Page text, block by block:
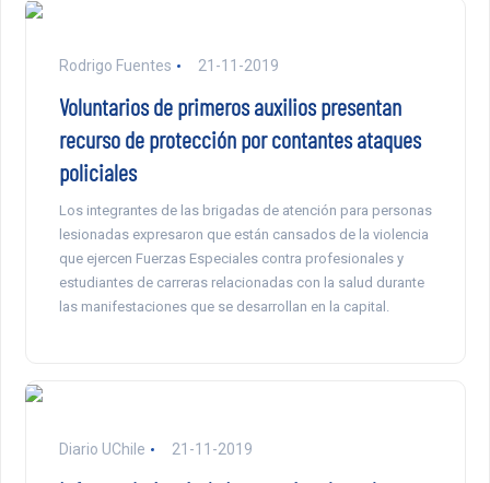
Rodrigo Fuentes 21-11-2019
Voluntarios de primeros auxilios presentan
recurso de protección por contantes ataques
policiales
Los integrantes de las brigadas de atención para personas
lesionadas expresaron que están cansados de la violencia
que ejercen Fuerzas Especiales contra profesionales y
estudiantes de carreras relacionadas con la salud durante
las manifestaciones que se desarrollan en la capital.
Diario UChile 21-11-2019